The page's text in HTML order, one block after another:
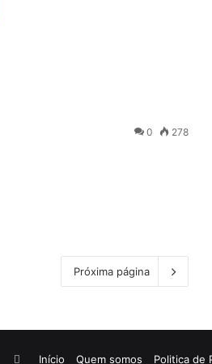
0 278
Próxima página
Início Quem somos Politica de
Facebook
Twitter